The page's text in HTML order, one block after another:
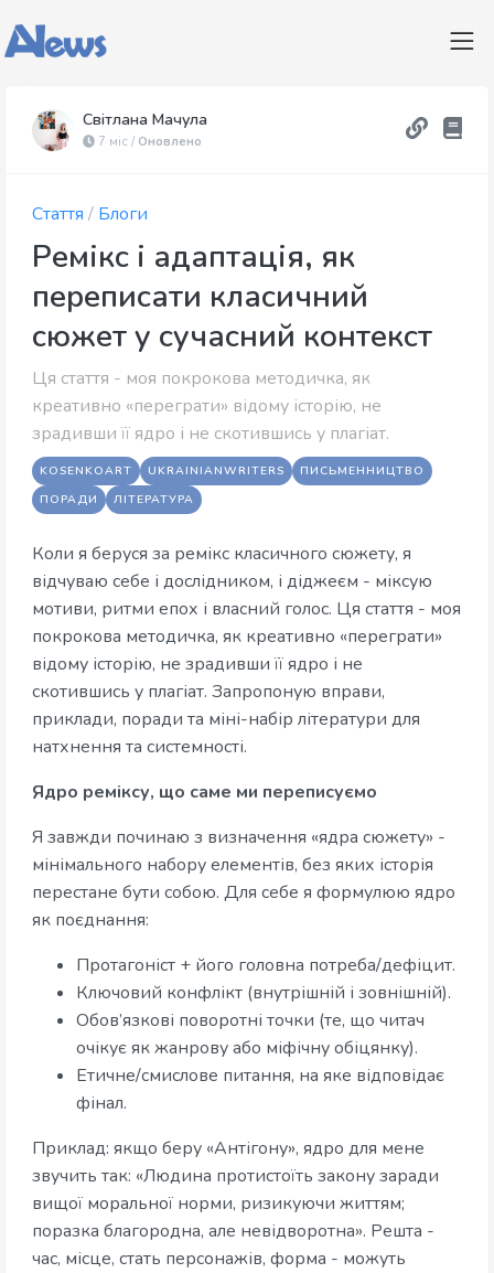
Світлана Мачула
7 міс / Оновлено
Стаття / Блоги
Ремікс і адаптація, як
переписати класичний
сюжет у сучасний контекст
Ця стаття - моя покрокова методичка, як
креативно «переграти» відому історію, не
зрадивши її ядро і не скотившись у плагіат.
KOSENKOART UKRAINIANWRITERS
ПИСЬМЕННИЦТВО
ПОРАДИ
ЛІТЕРАТУРА
Коли я беруся за ремікс класичного сюжету, я
відчуваю себе і дослідником, і діджеєм - міксую
мотиви, ритми епох і власний голос. Ця стаття - моя
покрокова методичка, як креативно «переграти»
відому історію, не зрадивши її ядро і не
скотившись у плагіат. Запропоную вправи,
приклади, поради та міні-набір літератури для
натхнення та системності.
Ядро реміксу, що саме ми переписуємо
Я завжди починаю з визначення «ядра сюжету» -
мінімального набору елементів, без яких історія
перестане бути собою. Для себе я формулюю ядро
як поєднання:
Протагоніст + його головна потреба/дефіцит.
Ключовий конфлікт (внутрішній і зовнішній).
Обов’язкові поворотні точки (те, що читач
очікує як жанрову або міфічну обіцянку).
Етичне/смислове питання, на яке відповідає
фінал.
Приклад: якщо беру «Антігону», ядро для мене
звучить так: «Людина протистоїть закону заради
вищої моральної норми, ризикуючи життям;
поразка благородна, але невідворотна». Решта -
час, місце, стать персонажів, форма - можуть